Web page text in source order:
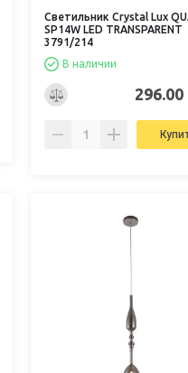
Светильник Crystal Lux
SP14W LED TRANSPARENT
3791/214
В наличии
296.00